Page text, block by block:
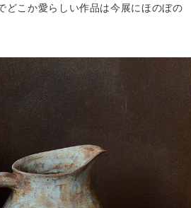
どこか愛らしい作品は今展にほのぼの